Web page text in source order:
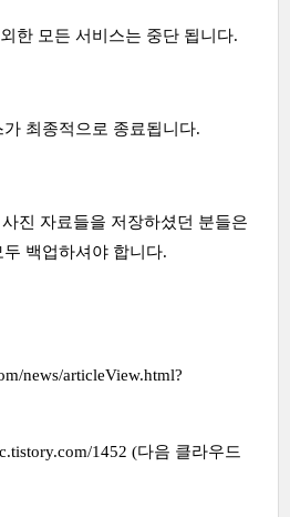
한 모든 서비스는 중단 됩니다.
최종적으로 종료됩니다.
진 자료들을 저장하셨던 분들은
백업하셔야 합니다.
news/articleView.html?
1452 (다음 클라우드